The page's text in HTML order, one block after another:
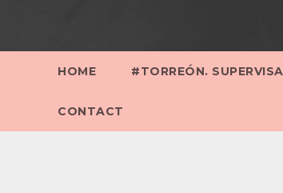
HOME #TORREÓN.
CONTACT